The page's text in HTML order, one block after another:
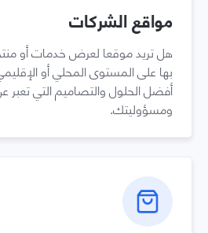
مواقع الشركات
هل تريد موقعا لعرض خدمات أو
بها على المستوى المحلي أو
أفضل الحلول والتصاميم التي تعبر
ومسؤوليتك.